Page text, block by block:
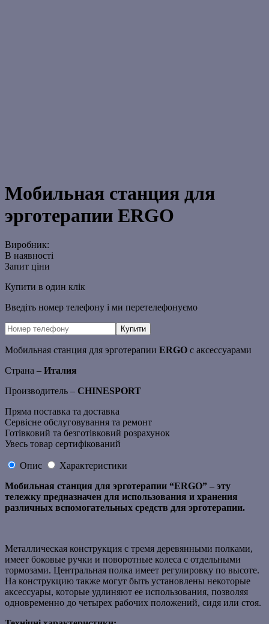
Мобильная станция для
эрготерапии ERGO
Виробник:
В наявності
Запит ціни
Купити в один клік
Введіть номер телефону і ми перетелефонуємо
Мобильная станция для эрготерапии ERGO с аксессуарами
Страна – Италия
Производитель – CHINESPORT
Пряма поставка та доставка
Сервісне обслуговування та ремонт
Готівковий та безготівковий розрахунок
Увесь товар сертифікований
Опис
Характеристики
Мобильная станция для эрготерапии “ERGO” – эту
тележку предназначен для использования и хранения
различных вспомогательных средств для эрготерапии.
Металлическая конструкция с тремя деревянными полками,
имеет боковые ручки и поворотные колеса с отдельными
тормозами. Центральная полка имеет регулировку по высоте.
На конструкцию также могут быть установлены некоторые
аксессуары, которые удлиняют ее использования, позволяя
одновременно до четырех рабочих положений, сидя или стоя.